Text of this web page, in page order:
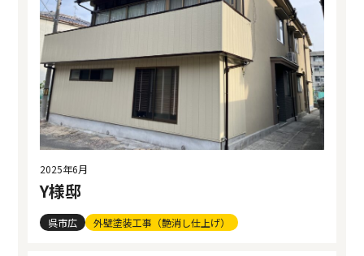
2025年6月
Y様邸
呉市広 外壁塗装工事（艶消し仕上げ）